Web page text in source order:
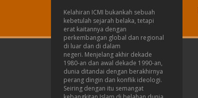
Kelahiran ICMI bukankah sebuah
kebetulah sejarah belaka, tetapi
erat kaitannya dengan
perkembangan global dan regional
di luar dan di dalam
negeri. Menjelang akhir dekade
1980-an dan awal dekade 1990-an,
dunia ditandai dengan berakhirnya
perang dingin dan konflik ideologi.
Seiring dengan itu semangat